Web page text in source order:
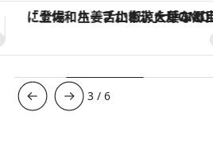
【夏限定ディナーコース】旬を迎える稚鮎や花ズッキーニなどをイタリア・トスカーナの郷土
3 /6